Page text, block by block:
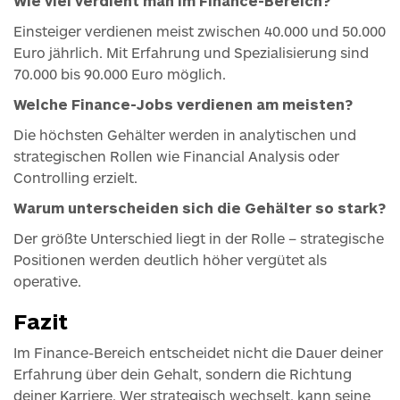
Einsteiger verdienen meist zwischen 40.000 und 50.000
Euro jährlich. Mit Erfahrung und Spezialisierung sind
70.000 bis 90.000 Euro möglich.
Welche Finance-Jobs verdienen am meisten?
Die höchsten Gehälter werden in analytischen und
strategischen Rollen wie Financial Analysis oder
Controlling erzielt.
Warum unterscheiden sich die Gehälter so stark?
Der größte Unterschied liegt in der Rolle – strategische
Positionen werden deutlich höher vergütet als
operative.
Fazit
Im Finance-Bereich entscheidet nicht die Dauer deiner
Erfahrung über dein Gehalt, sondern die Richtung
deiner Karriere. Wer strategisch wechselt, kann seine